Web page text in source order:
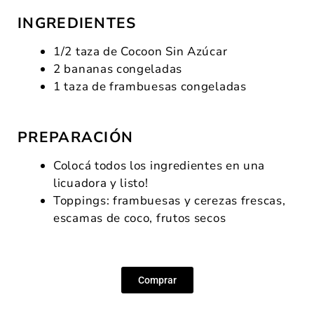
INGREDIENTES
1/2 taza de Cocoon Sin Azúcar
2 bananas congeladas
1 taza de frambuesas congeladas
PREPARACIÓN
Colocá todos los ingredientes en una
licuadora y listo!
Toppings: frambuesas y cerezas frescas,
escamas de coco, frutos secos
Comprar